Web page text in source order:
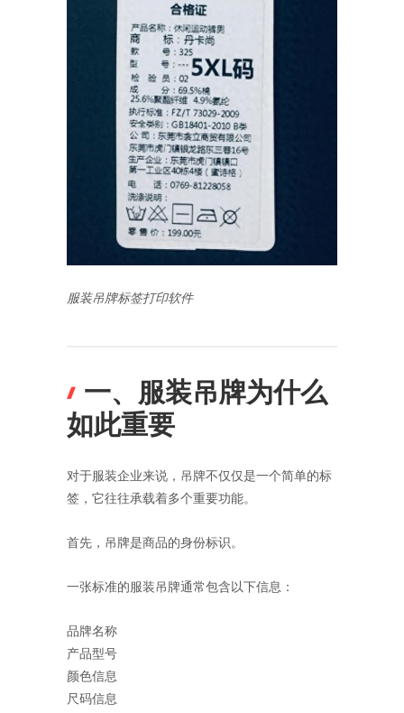
服装吊牌标签打印软件
一、服装吊牌为什么
如此重要
对于服装企业来说，吊牌不仅仅是一个简单的标
签，它往往承载着多个重要功能。
首先，吊牌是商品的身份标识。
一张标准的服装吊牌通常包含以下信息：
品牌名称
产品型号
颜色信息
尺码信息